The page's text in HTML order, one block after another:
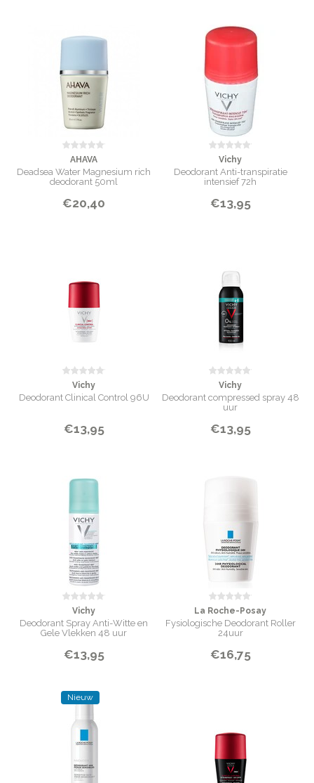
AHAVA
Deadsea Water Magnesium rich
deodorant 50ml
€20,40
Vichy
Deodorant Anti-transpiratie
intensief 72h
€13,95
Vichy
Deodorant Clinical Control 96U
€13,95
Vichy
Deodorant compressed spray 48
uur
€13,95
Vichy
Deodorant Spray Anti-Witte en
Gele Vlekken 48 uur
€13,95
La Roche-Posay
Fysiologische Deodorant Roller
24uur
€16,75
Nieuw